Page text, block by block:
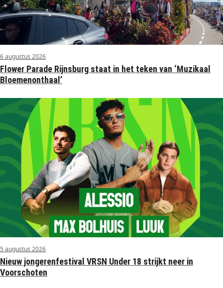
6 augustus 2026
Flower Parade Rijnsburg staat in het teken van ‘Muzikaal
Bloemenonthaal’
5 augustus 2026
Nieuw jongerenfestival VRSN Under 18 strijkt neer in
Voorschoten